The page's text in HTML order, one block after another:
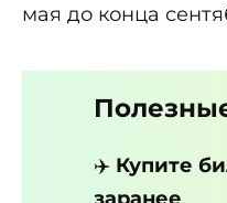
мая до конца
✈️ Купите